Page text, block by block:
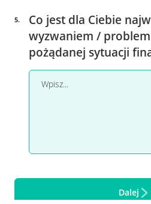
5.
Co jest dla Ciebie
wyzwaniem /
pożądanej sytuacji
Dalej